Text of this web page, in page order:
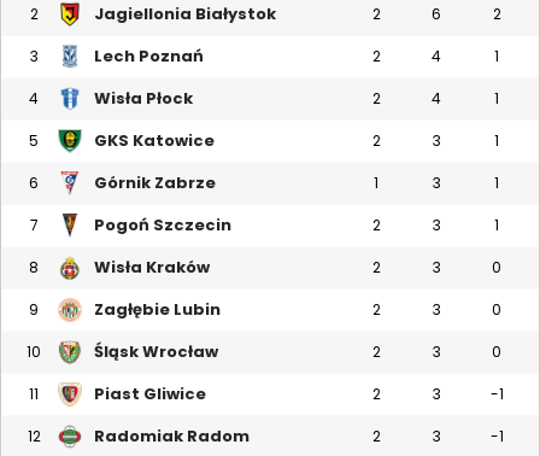
2 Jagiellonia Białystok 2 6 2
3 Lech Poznań 2 4 1
4 Wisła Płock 2 4 1
5 GKS Katowice 2 3 1
6 Górnik Zabrze 1 3 1
7 Pogoń Szczecin 2 3 1
8 Wisła Kraków 2 3 0
9 Zagłębie Lubin 2 3 0
10 Śląsk Wrocław 2 3 0
11 Piast Gliwice 2 3 -1
12 Radomiak Radom 2 3 -1